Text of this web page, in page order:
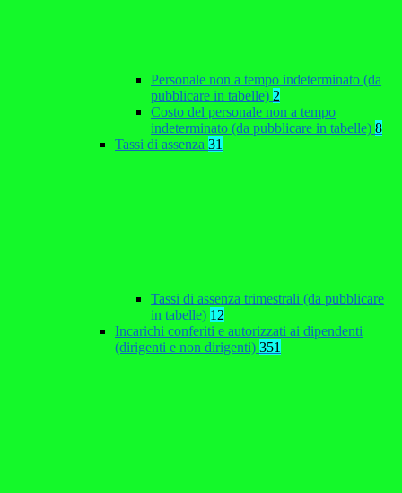
Personale non a tempo indeterminato (da
pubblicare in tabelle) 2
Costo del personale non a tempo
indeterminato (da pubblicare in tabelle) 8
Tassi di assenza 31
Tassi di assenza trimestrali (da pubblicare
in tabelle) 12
Incarichi conferiti e autorizzati ai dipendenti
(dirigenti e non dirigenti) 351